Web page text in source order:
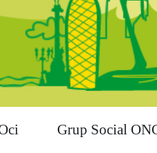
Grup Social